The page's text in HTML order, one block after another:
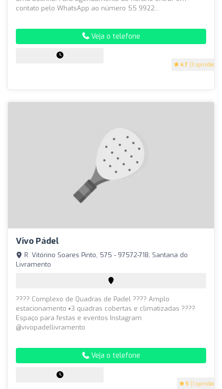
4.7 (3 opiniões)
contato pelo WhatsApp ao número 55 9922...
Veja o telefone
Vivo Pádel
5 (1 opiniões)
R. Vitórino Soares Pinto, 575 - 97572-718, Santana do
Livramento
???? Complexo de Quadras de Padel ???? Amplo
estacionamento ▪️3 quadras cobertas e climatizadas ????
Espaço para festas e eventos Instagram
@vivopadellivramento
Veja o telefone